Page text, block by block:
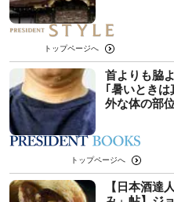
トップページへ
首よりも脇
｢暑いとき
外な体の部
トップページへ
【日本酒達